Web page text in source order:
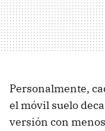
Personalmente,
el móvil suelo
versión con